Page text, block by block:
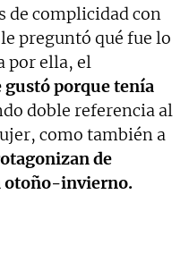
de complicidad con
preguntó qué fue lo
por ella, el
gustó porque tenía
doble referencia al
como también a
de
otoño-invierno.